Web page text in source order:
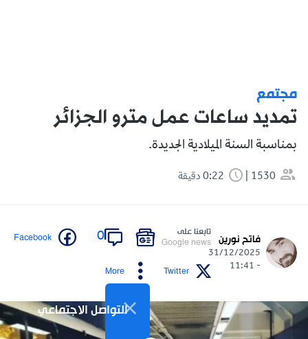
مجتمع
تمديد ساعات عمل مترو الجزائر
بمناسبة السنة الميلادية الجديدة.
1530
فاتح نورين
31/12/2025
- 11:41
تابعنا على
Google news
0
Facebook
Twitter
More
التواصل الاجتماعي